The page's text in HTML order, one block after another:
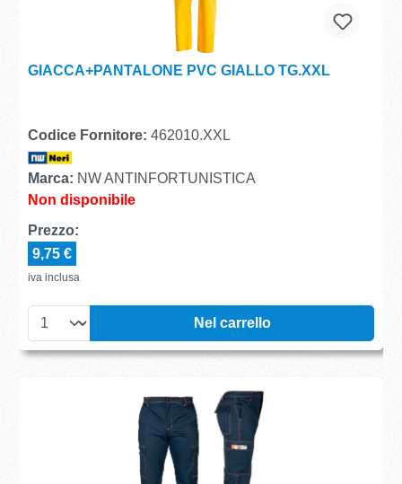
GIACCA+PANTALONE PVC GIALLO TG.XXL
Codice Fornitore: 462010.XXL
Marca: NW ANTINFORTUNISTICA
Non disponibile
Prezzo:
9,75 €
iva inclusa
Nel carrello